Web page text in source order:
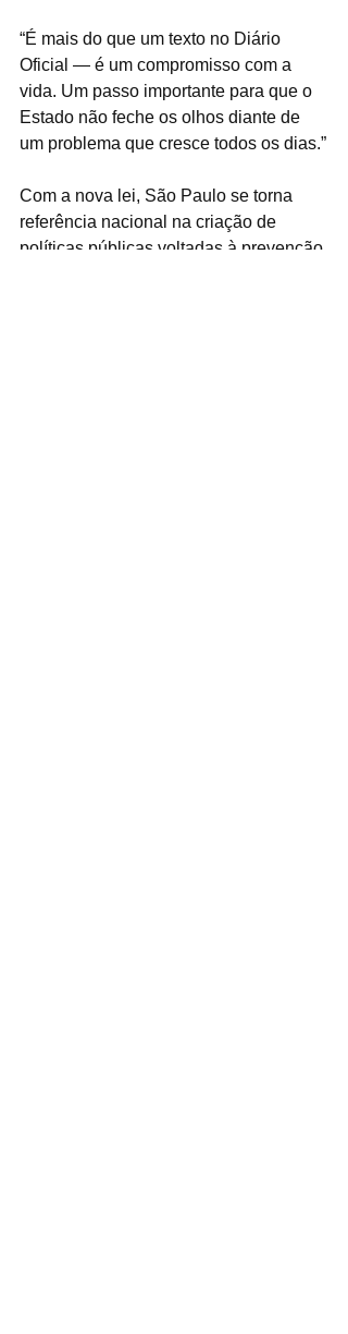
“É mais do que um texto no Diário
Oficial — é um compromisso com a
vida. Um passo importante para que o
Estado não feche os olhos diante de
um problema que cresce todos os dias.”
Com a nova lei, São Paulo se torna
referência nacional na criação de
políticas públicas voltadas à prevenção